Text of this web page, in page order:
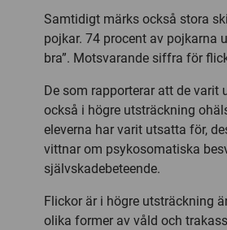
Samtidigt märks också stora
pojkar. 74 procent av pojkarna
bra”. Motsvarande siffra för
De som rapporterar att de
också i högre utsträckning
eleverna har varit utsatta för,
vittnar om psykosomatiska
självskadebeteende.
Flickor är i högre utsträckning
olika former av våld och